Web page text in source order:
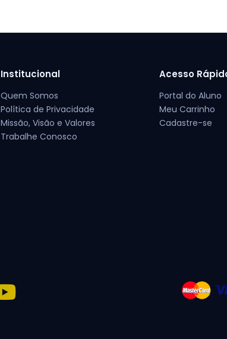
Institucional
Quem Somos
Política de Privacidade
Missão, Visão e Valores
Trabalhe Conosco
Acesso
Portal do Aluno
Meu Carrinho
Cadastre-se